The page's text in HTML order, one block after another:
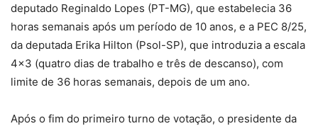
deputado Reginaldo Lopes (PT-MG), que estabelecia 36
horas semanais após um período de 10 anos, e a PEC 8/25,
da deputada Erika Hilton (Psol-SP), que introduzia a escala
4×3 (quatro dias de trabalho e três de descanso), com
limite de 36 horas semanais, depois de um ano.
Após o fim do primeiro turno de votação, o presidente da